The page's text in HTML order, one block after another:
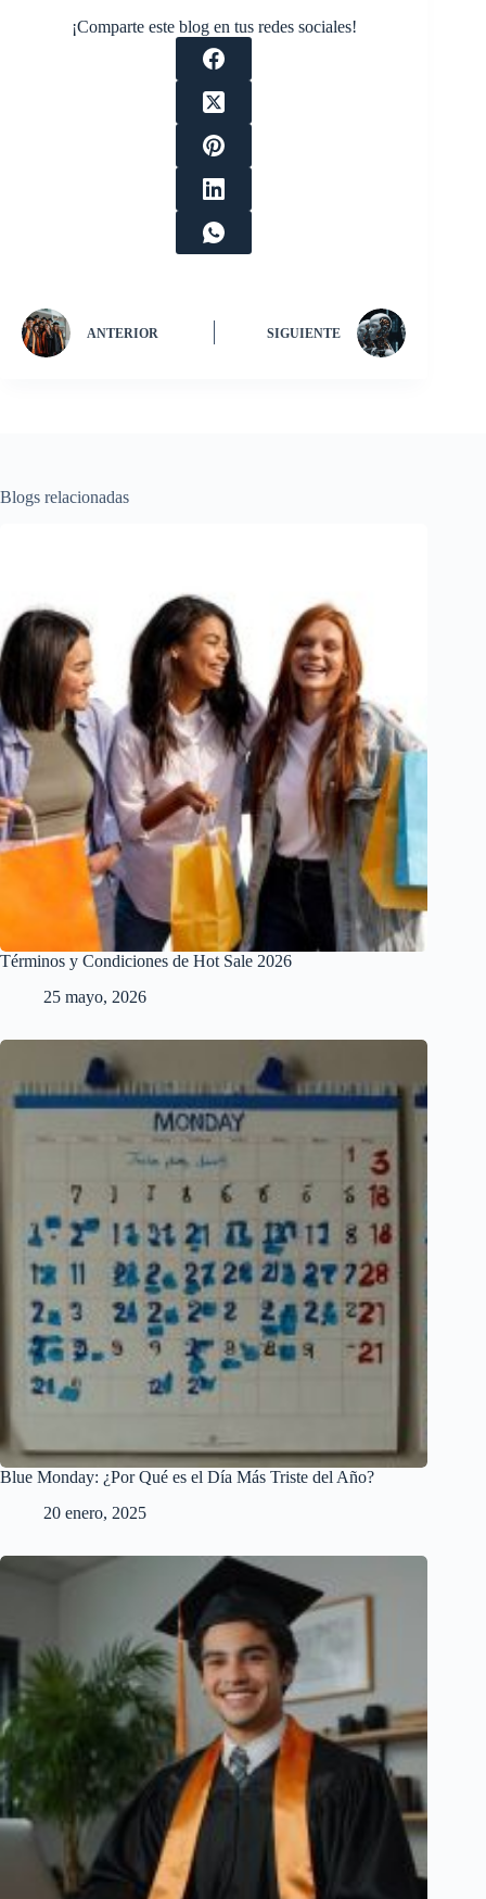
¡Comparte este blog en tus redes sociales!
ANTERIOR SIGUIENTE
Blogs relacionadas
Términos y Condiciones de Hot Sale 2026
25 mayo, 2026
Blue Monday: ¿Por Qué es el Día Más Triste del Año?
20 enero, 2025